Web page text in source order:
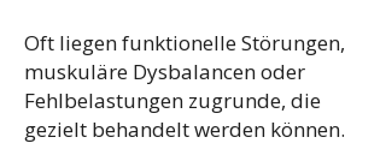
Oft liegen funktionelle Störungen,
muskuläre Dysbalancen oder
Fehlbelastungen zugrunde, die
gezielt behandelt werden können.